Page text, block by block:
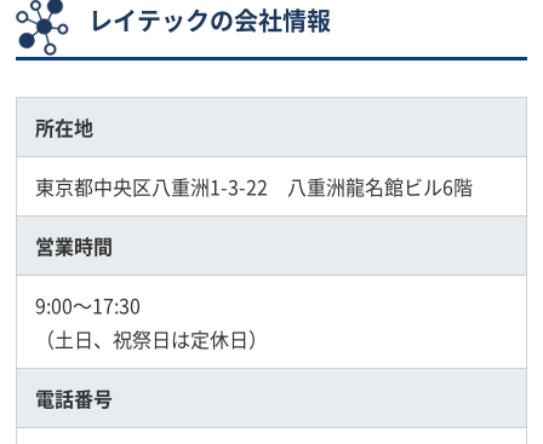
レイテックの会社情報
所在地
東京都中央区八重洲1-3-22 八重洲龍名館ビル6階
営業時間
9:00～17:30
（土日、祝祭日は定休日）
電話番号